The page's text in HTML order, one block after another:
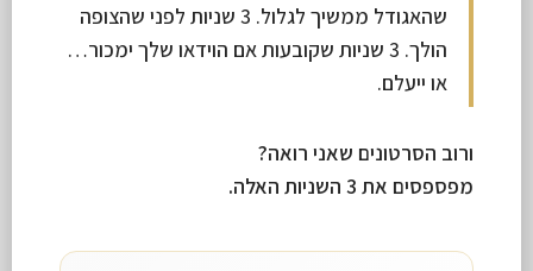
שהאגודל ממשיך לגלול. 3 שניות לפני שהצופה
הולך. 3 שניות שקובעות אם הוידאו שלך ימכור…
או ייעלם.
ורוב הסרטונים שאני רואה?
מפספסים את 3 השניות האלה.